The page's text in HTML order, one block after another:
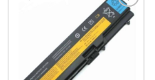
Add to
Wishlist